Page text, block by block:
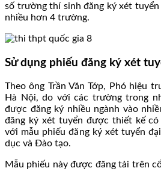
số trường thí sinh đăng ký xét
nhiều hơn 4 trường.
Sử dụng phiếu đăng ký xét
Theo ông Trần Văn Tớp, Phó hiệu
Hà Nội, do với các trường trong
được đăng ký nhiều ngành vào
đăng ký xét tuyển được thiết kế
với mẫu phiếu đăng ký xét tuyển
dục và Đào tạo.
Mẫu phiếu này được đăng tải trên